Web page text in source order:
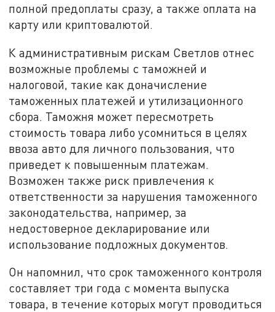
полной предоплаты сразу, а также оплата на
карту или криптовалютой.
К административным рискам Светлов отнес
возможные проблемы с таможней и
налоговой, такие как доначисление
таможенных платежей и утилизационного
сбора. Таможня может пересмотреть
стоимость товара либо усомниться в целях
ввоза авто для личного пользования, что
приведет к повышенным платежам.
Возможен также риск привлечения к
ответственности за нарушения таможенного
законодательства, например, за
недостоверное декларирование или
использование подложных документов.
Он напомнил, что срок таможенного контроля
составляет три года с момента выпуска
товара, в течение которых могут проводиться